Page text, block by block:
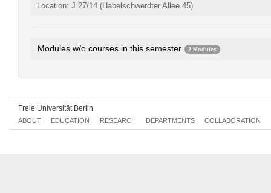
Location: J 27/14 (Habelschwerdter Allee 45)
Modules w/o courses in this semester 2 Modules
Freie Universität Berlin
ABOUT EDUCATION RESEARCH DEPARTMENTS COLLABORATION